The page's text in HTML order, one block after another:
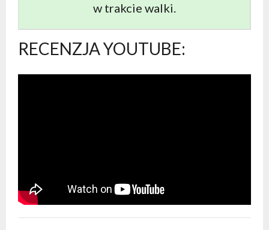
w trakcie walki.
RECENZJA YOUTUBE: